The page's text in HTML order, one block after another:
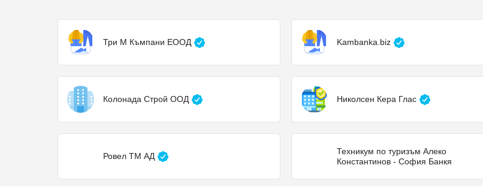
Три М Къмпани ЕООД Kambanka.biz
Колонада Строй ООД Николсен Кера Глас
Ровел ТМ АД
Техникум по туризъм Алеко
Константинов - София Банкя